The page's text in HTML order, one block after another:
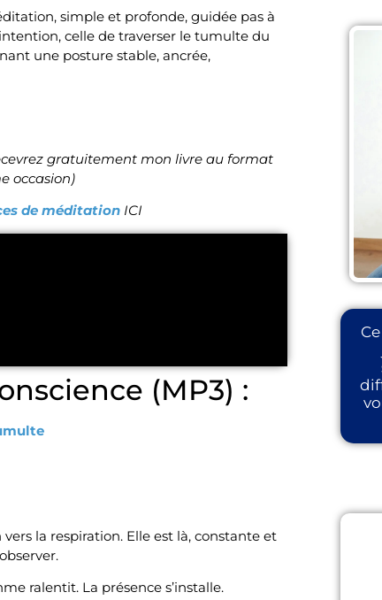
simple et profonde, guidée pas à
celle de traverser le tumulte du
une posture stable, ancrée,
gratuitement mon livre au format
occasion)
de méditation ICI
(MP3) :
la respiration. Elle est là, constante et
ralentit. La présence s’installe.